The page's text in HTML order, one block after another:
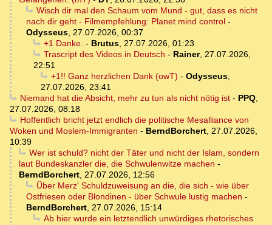
Wisch dir mal den Schaum vom Mund - gut, dass es nicht
nach dir geht - Filmempfehlung: Planet mind control -
Odysseus, 27.07.2026, 00:37
+1 Danke. - Brutus, 27.07.2026, 01:23
Trascript des Videos in Deutsch - Rainer, 27.07.2026,
22:51
+1!! Ganz herzlichen Dank (owT) - Odysseus,
27.07.2026, 23:41
Niemand hat die Absicht, mehr zu tun als nicht nötig ist- PPQ,
27.07.2026, 08:18
Hoffentlich bricht jetzt endlich die politische Mesalliance von
Woken und Moslem-Immigranten - BerndBorchert, 27.07.2026,
10:39
Wer ist schuld? nicht der Täter und nicht der Islam, sondern
laut Bundeskanzler die, die Schwulenwitze machen -
BerndBorchert, 27.07.2026, 12:56
Über Merz' Schuldzuweisung an die, die sich - wie über
Ostfriesen oder Blondinen - über Schwule lustig machen -
BerndBorchert, 27.07.2026, 15:14
Ab hier wurde ein letztendlich unwürdiges rhetorisches